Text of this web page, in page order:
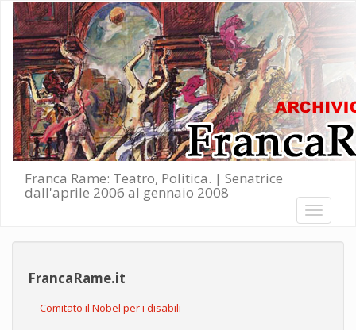
Salta al contenuto principale
Franca Rame: Teatro, Politica. | Senatrice
dall'aprile 2006 al gennaio 2008
Toggle
FrancaRame.it
Comitato il Nobel per i disabili